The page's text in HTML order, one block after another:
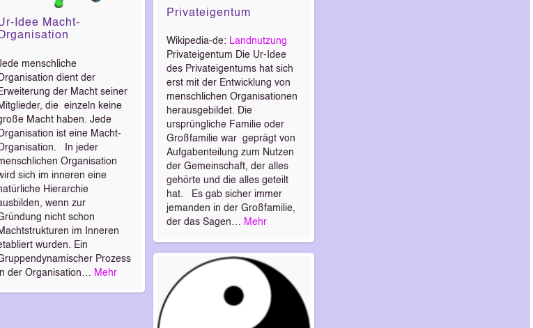
Idee Macht-
menschliche
dient der
der Macht seiner
die einzeln keine
Macht haben. Jede
ist eine Macht-
In jeder
Organisation
sich im inneren eine
Hierarchie
wenn zur
nicht schon
im Inneren
wurden. Ein
Prozess
der Organisation… Mehr
Privateigentum
Wikipedia-de: Landnutzung
Privateigentum Die Ur-Idee
des Privateigentums hat sich
erst mit der Entwicklung von
menschlichen Organisationen
herausgebildet. Die
ursprüngliche Familie oder
Großfamilie war geprägt von
Aufgabenteilung zum Nutzen
der Gemeinschaft, der alles
gehörte und die alles geteilt
hat. Es gab sicher immer
jemanden in der Großfamilie,
der das Sagen… Mehr